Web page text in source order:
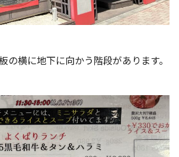
の横に地下に向かう階段があります。